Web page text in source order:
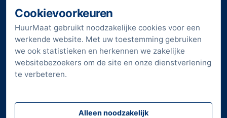
Werken bij HuurMaat
Vestigingen
Sitemap
Verkorte huurvoorwaarden
Cookievoorkeuren
HuurMaat gebruikt noodzakelijke cookies voor een
werkende website. Met uw toestemming gebruiken
we ook statistieken en herkennen we zakelijke
websitebezoekers om de site en onze dienstverlening
te verbeteren.
Alleen noodzakelijk